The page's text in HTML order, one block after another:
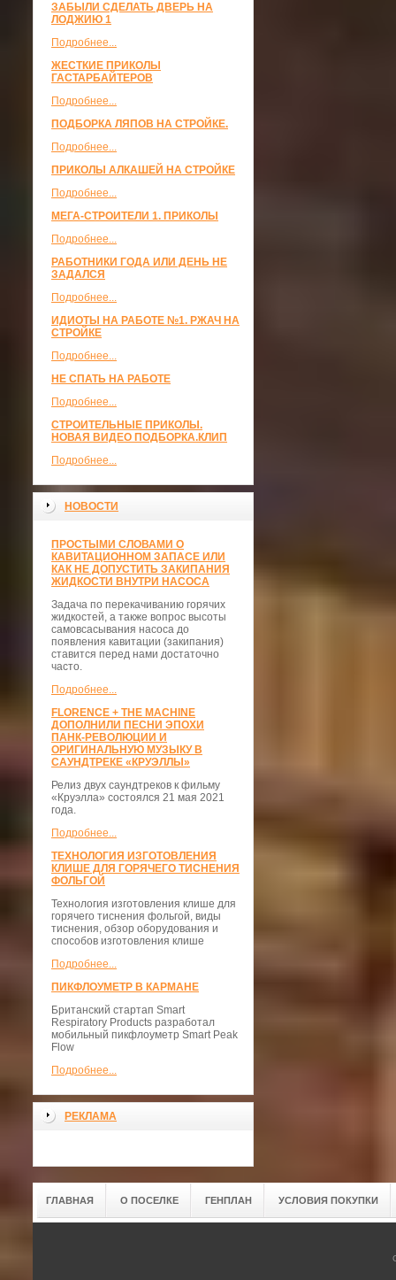
ЗАБЫЛИ СДЕЛАТЬ ДВЕРЬ НА
ЛОДЖИЮ 1
Подробнее...
ЖЕСТКИЕ ПРИКОЛЫ
ГАСТАРБАЙТЕРОВ
Подробнее...
ПОДБОРКА ЛЯПОВ НА СТРОЙКЕ.
Подробнее...
ПРИКОЛЫ АЛКАШЕЙ НА СТРОЙКЕ
Подробнее...
МЕГА-СТРОИТЕЛИ 1. ПРИКОЛЫ
Подробнее...
РАБОТНИКИ ГОДА ИЛИ ДЕНЬ НЕ
ЗАДАЛСЯ
Подробнее...
ИДИОТЫ НА РАБОТЕ №1. РЖАЧ НА
СТРОЙКЕ
Подробнее...
НЕ СПАТЬ НА РАБОТЕ
Подробнее...
СТРОИТЕЛЬНЫЕ ПРИКОЛЫ.
НОВАЯ ВИДЕО ПОДБОРКА.КЛИП
Подробнее...
НОВОСТИ
ПРОСТЫМИ СЛОВАМИ О
КАВИТАЦИОННОМ ЗАПАСЕ ИЛИ
КАК НЕ ДОПУСТИТЬ ЗАКИПАНИЯ
ЖИДКОСТИ ВНУТРИ НАСОСА
Задача по перекачиванию горячих
жидкостей, а также вопрос высоты
самовсасывания насоса до
появления кавитации (закипания)
ставится перед нами достаточно
часто.
Подробнее...
FLORENCE + THE MACHINE
ДОПОЛНИЛИ ПЕСНИ ЭПОХИ
ПАНК-РЕВОЛЮЦИИ И
ОРИГИНАЛЬНУЮ МУЗЫКУ В
САУНДТРЕКЕ «КРУЭЛЛЫ»
Релиз двух саундтреков к фильму
«Круэлла» состоялся 21 мая 2021
года.
Подробнее...
ТЕХНОЛОГИЯ ИЗГОТОВЛЕНИЯ
КЛИШЕ ДЛЯ ГОРЯЧЕГО ТИСНЕНИЯ
ФОЛЬГОЙ
Технология изготовления клише для
горячего тиснения фольгой, виды
тиснения, обзор оборудования и
способов изготовления клише
Подробнее...
ПИКФЛОУМЕТР В КАРМАНЕ
Британский стартап Smart
Respiratory Products разработал
мобильный пикфлоуметр Smart Peak
Flow
Подробнее...
РЕКЛАМА
ГЛАВНАЯ О ПОСЕЛКЕ ГЕНПЛАН УСЛОВИЯ ПОКУПКИ